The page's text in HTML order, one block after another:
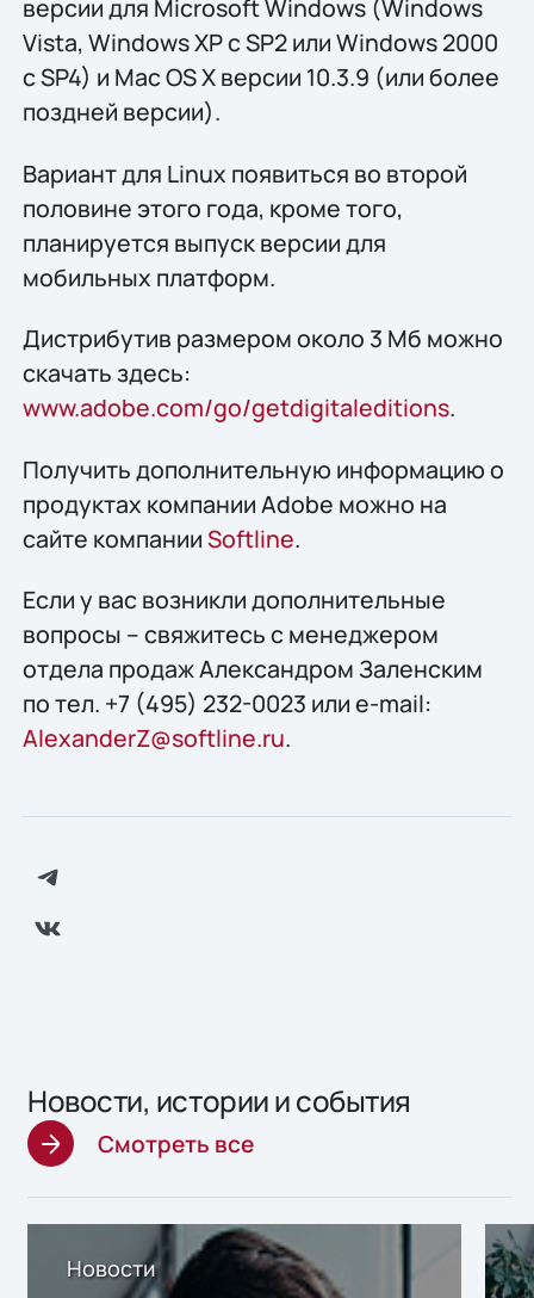
версии для Microsoft Windows (Windows
Vista, Windows XP с SP2 или Windows 2000
с SP4) и Mac OS X версии 10.3.9 (или более
поздней версии).
Вариант для Linux появиться во второй
половине этого года, кроме того,
планируется выпуск версии для
мобильных платформ.
Дистрибутив размером около 3 Мб можно
скачать здесь:
www.adobe.com/go/getdigitaleditions.
Получить дополнительную информацию о
продуктах компании Adobe можно на
сайте компанииSoftline.
Если у вас возникли дополнительные
вопросы – свяжитесь с менеджером
отдела продаж Александром Заленским
по тел. +7 (495) 232-0023 или e-mail:
AlexanderZ@softline.ru.
Новости, истории и события
Смотреть все
Новости